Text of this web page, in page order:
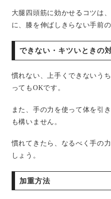
大腿四頭筋に効かせるコツは
に、膝を伸ばしきらない手前
できない・キツいときの
慣れない、上手くできないう
ってもOKです。
また、手の力を使って体を引
も構いません。
慣れてきたら、なるべく手の
しょう。
加重方法